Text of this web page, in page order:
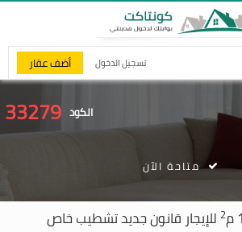
تسجيل الدخول أضف عقار
الكود 33279
2 للإيجار قانون جديد تشطيب خاص
متاحة الآن